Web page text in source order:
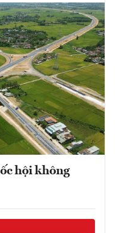
hội không